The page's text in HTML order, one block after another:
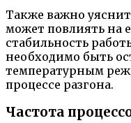
Также важно
может повлиять на
стабильность
необходимо быть
температурным
процессе разгона.
Частота